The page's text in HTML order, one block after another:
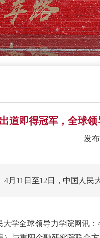
出道即得冠军，全球
发
4月11日至12日，中国人民
大学全球领导力学院网讯